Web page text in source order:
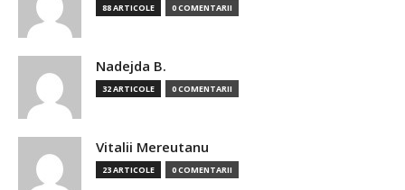
88 ARTICOLE 0 COMENTARII
Nadejda B.
32 ARTICOLE 0 COMENTARII
Vitalii Mereutanu
23 ARTICOLE 0 COMENTARII